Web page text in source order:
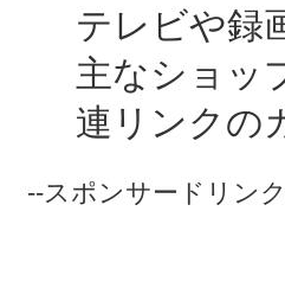
テレビや録
主なショッ
連リンクの
--スポンサードリン